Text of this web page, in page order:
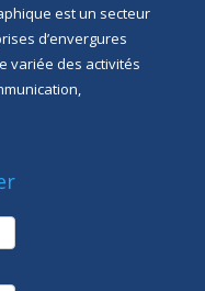
est un secteur
d’envergures
variée des activités